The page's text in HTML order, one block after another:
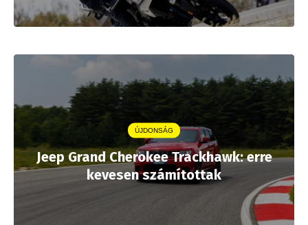
ÚJDONSÁG
Jeep Grand Cherokee Trackhawk: erre
kevesen számítottak